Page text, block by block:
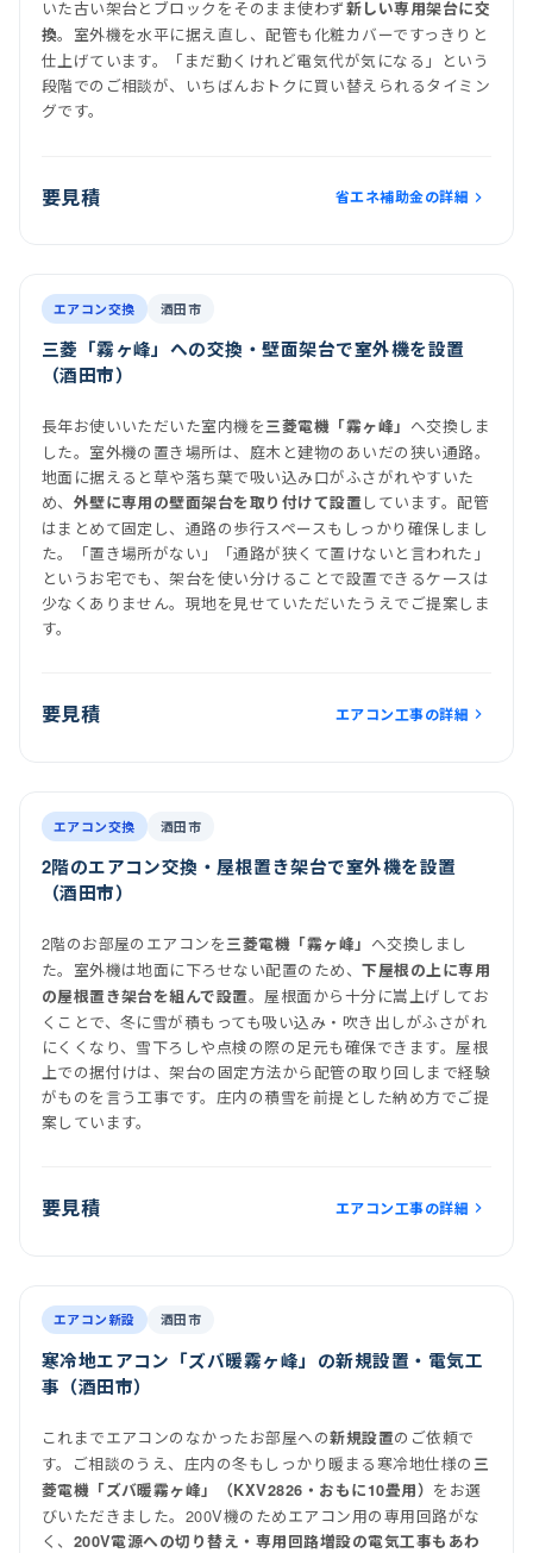
いた古い架台とブロックをそのまま使わず新しい専用架台に交
換。室外機を水平に据え直し、配管も化粧カバーですっきりと
仕上げています。「まだ動くけれど電気代が気になる」という
段階でのご相談が、いちばんおトクに買い替えられるタイミン
グです。
要見積 省エネ補助金の詳細
施工後
エアコン交換 酒田市
三菱「霧ヶ峰」への交換・壁面架台で室外機を設置
（酒田市）
長年お使いいただいた室内機を三菱電機「霧ヶ峰」 へ交換しま
した。室外機の置き場所は、庭木と建物のあいだの狭い通路。
地面に据えると草や落ち葉で吸い込み口がふさがれやすいた
め、 外壁に専用の壁面架台を取り付けて設置 しています。配管
はまとめて固定し、通路の歩行スペースもしっかり確保しまし
た。「置き場所がない」「通路が狭くて置けないと言われた」
というお宅でも、架台を使い分けることで設置できるケースは
少なくありません。現地を見せていただいたうえでご提案しま
す。
要見積 エアコン工事の詳細
施工後
エアコン交換 酒田市
2階のエアコン交換・屋根置き架台で室外機を設置
（酒田市）
2階のお部屋のエアコンを三菱電機「霧ヶ峰」 へ交換しまし
た。室外機は地面に下ろせない配置のため、下屋根の上に専用
の屋根置き架台を組んで設置。屋根面から十分に嵩上げしてお
くことで、冬に雪が積もっても吸い込み・吹き出しがふさがれ
にくくなり、雪下ろしや点検の際の足元も確保できます。屋根
上での据付けは、架台の固定方法から配管の取り回しまで経験
がものを言う工事です。庄内の積雪を前提とした納め方でご提
案しています。
要見積 エアコン工事の詳細
施工後
エアコン新設 酒田市
寒冷地エアコン「ズバ暖霧ヶ峰」の新規設置・電気工
事（酒田市）
これまでエアコンのなかったお部屋への新規設置のご依頼で
す。ご相談のうえ、庄内の冬もしっかり暖まる寒冷地仕様の 三
菱電機「ズバ暖霧ヶ峰」（KXV2826・おもに10畳用） をお選
びいただきました。200V機のためエアコン用の専用回路がな
く、 200V電源への切り替え・専用回路増設の電気工事もあわ